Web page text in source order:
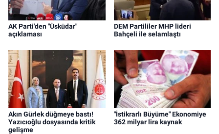
AK Parti'den "Üsküdar"
açıklaması
DEM Partililer MHP lideri
Bahçeli ile selamlaştı
Akın Gürlek düğmeye bastı!
Yazıcıoğlu dosyasında kritik
gelişme
"İstikrarlı Büyüme" Ekonomiye
362 milyar lira kaynak